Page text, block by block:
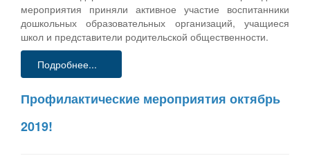
мероприятия приняли активное участие воспитанники
дошкольных образовательных организаций, учащиеся
школ и представители родительской общественности.
Подробнее...
Профилактические мероприятия октябрь
2019!